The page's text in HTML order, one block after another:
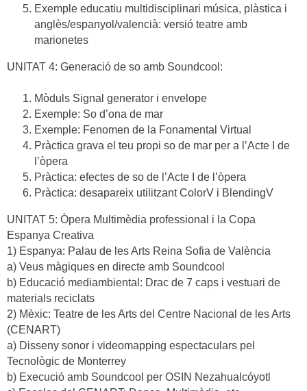
Exemple educatiu multidisciplinari música, plàstica i
anglès/espanyol/valencià: versió teatre amb
marionetes
UNITAT 4: Generació de so amb Soundcool:
Mòduls Signal generator i envelope
Exemple: So d’ona de mar
Exemple: Fenomen de la Fonamental Virtual
Pràctica grava el teu propi so de mar per a l’Acte I de
l’òpera
Pràctica: efectes de so de l’Acte I de l’òpera
Pràctica: desapareix utilitzant ColorV i BlendingV
UNITAT 5: Òpera Multimèdia professional i la Copa
Espanya Creativa
1) Espanya: Palau de les Arts Reina Sofia de València
a) Veus màgiques en directe amb Soundcool
b) Educació mediambiental: Drac de 7 caps i vestuari de
materials reciclats
2) Mèxic: Teatre de les Arts del Centre Nacional de les Arts
(CENART)
a) Disseny sonor i videomapping espectaculars pel
Tecnològic de Monterrey
b) Execució amb Soundcool per OSIN Nezahualcóyotl